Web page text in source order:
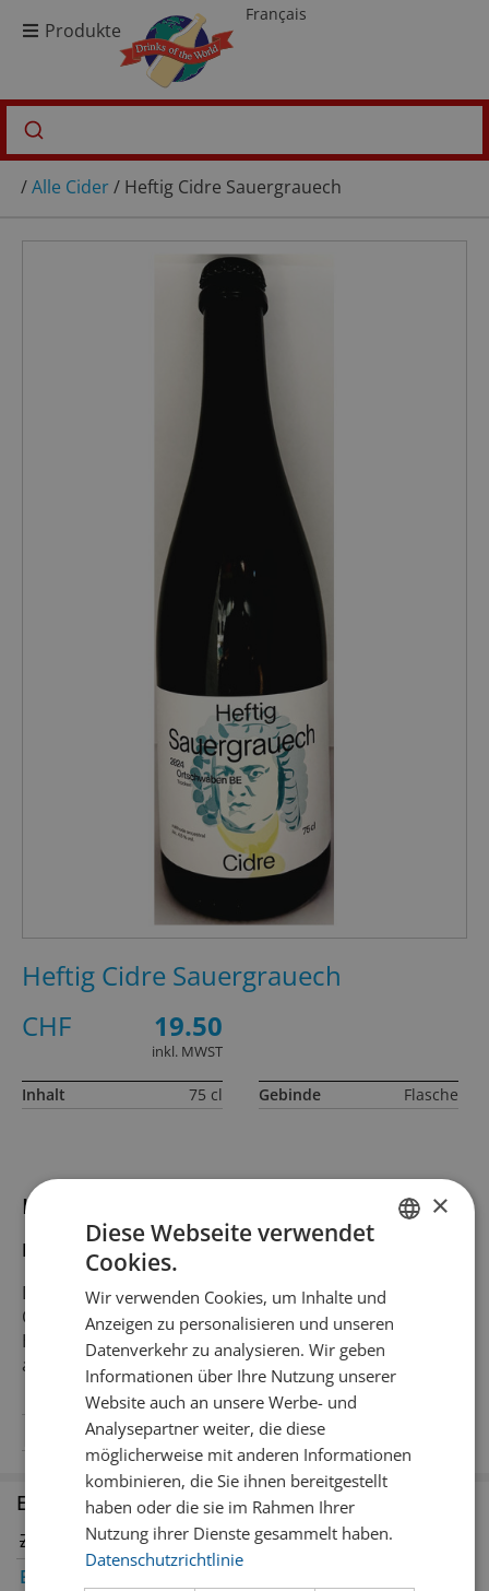
Produkte
Français
/Alle Cider/ Heftig Cidre Sauergrauech
Informationen zum Produkt
Produktbeschreibung
Diese Abfüllung stammt aus einer Einzellage in
Ortschwaben bei Bern, von ungespritzten
Hochstammbäumen. Spontangärung mit
apfeleigenen Hefen. Ohne Zusätze, ohne Schwefel
Alkoholgehalt 4.5% Vol.Alc.
Heftig Cidre Sauergrauech
CHF
19.50
inkl. MWST
Inhalt 75 cl Gebinde Flasche
Erhältlich in den Filialen
Zürich
Bern
Winterthur
FRENCH
×
Diese Webseite verwendet
Cookies.
Wir verwenden Cookies, um Inhalte und
Anzeigen zu personalisieren und unseren
Datenverkehr zu analysieren. Wir geben
Informationen über Ihre Nutzung unserer
Website auch an unsere Werbe- und
Analysepartner weiter, die diese
möglicherweise mit anderen Informationen
kombinieren, die Sie ihnen bereitgestellt
haben oder die sie im Rahmen Ihrer
Nutzung ihrer Dienste gesammelt haben.
Datenschutzrichtlinie